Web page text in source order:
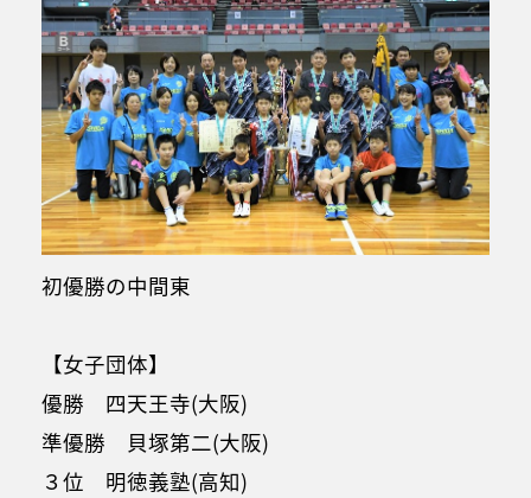
初優勝の中間東
【女子団体】
優勝 四天王寺(大阪)
準優勝 貝塚第二(大阪)
３位 明徳義塾(高知)